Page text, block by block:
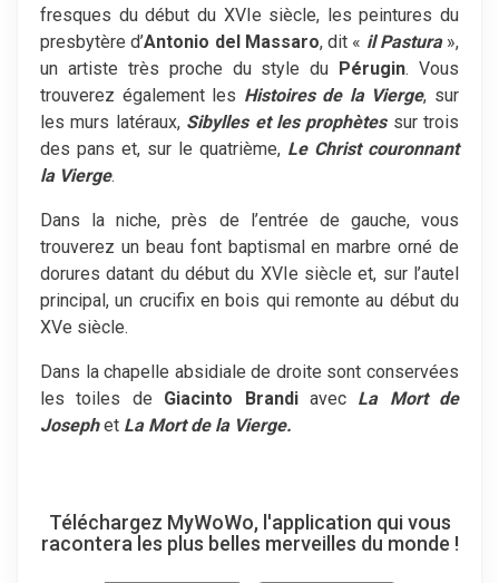
fresques du début du XVIe siècle, les peintures du
presbytère d’Antonio del Massaro, dit « il Pastura»,
un artiste très proche du style du Pérugin. Vous
trouverez également les Histoires de la Vierge, sur
les murs latéraux, Sibylles et les prophètessur trois
des pans et, sur le quatrième, Le Christ couronnant
la Vierge.
Dans la niche, près de l’entrée de gauche, vous
trouverez un beau font baptismal en marbre orné de
dorures datant du début du XVIe siècle et, sur l’autel
principal, un crucifix en bois qui remonte au début du
XVe siècle.
Dans la chapelle absidiale de droite sont conservées
les toiles de Giacinto Brandi avec La Mort de
Josephet La Mort de la Vierge.
Téléchargez MyWoWo, l'application qui vous
racontera les plus belles merveilles du monde !